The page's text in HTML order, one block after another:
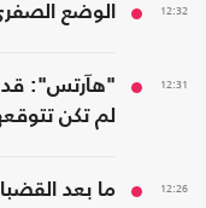
12:32 الوضع
12:31
"هآرتس": قد
لم تكن
12:26
ما بعد